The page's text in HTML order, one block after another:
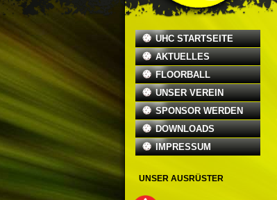
UHC STARTSEITE
AKTUELLES
FLOORBALL
UNSER VEREIN
SPONSOR WERDEN
DOWNLOADS
IMPRESSUM
UNSER AUSRÜSTER